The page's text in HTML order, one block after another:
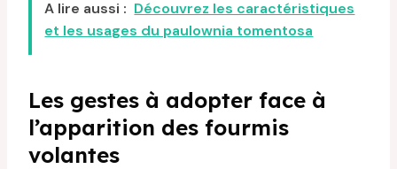
A lire aussi : Découvrez les caractéristiques
et les usages du paulownia tomentosa
Les gestes à adopter face à
l’apparition des fourmis
volantes